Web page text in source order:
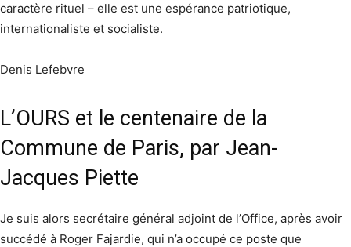
caractère rituel – elle est une espérance patriotique,
internationaliste et socialiste.
Denis Lefebvre
L’OURS et le centenaire de la
Commune de Paris, par Jean-
Jacques Piette
Je suis alors secrétaire général adjoint de l’Office, après avoir
succédé à Roger Fajardie, qui n’a occupé ce poste que